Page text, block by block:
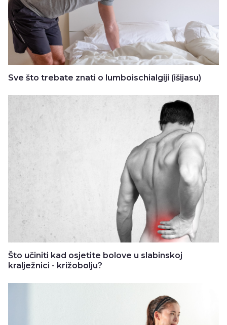
Sve što trebate znati o lumboischialgiji (išijasu)
Što učiniti kad osjetite bolove u slabinskoj
kralježnici - križobolju?